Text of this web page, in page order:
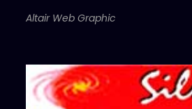
Altair Web Graphic